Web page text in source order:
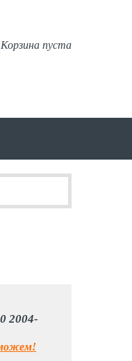
Корзина пуста
2004-